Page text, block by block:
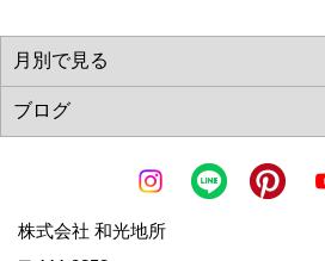
株式会社 和光地所